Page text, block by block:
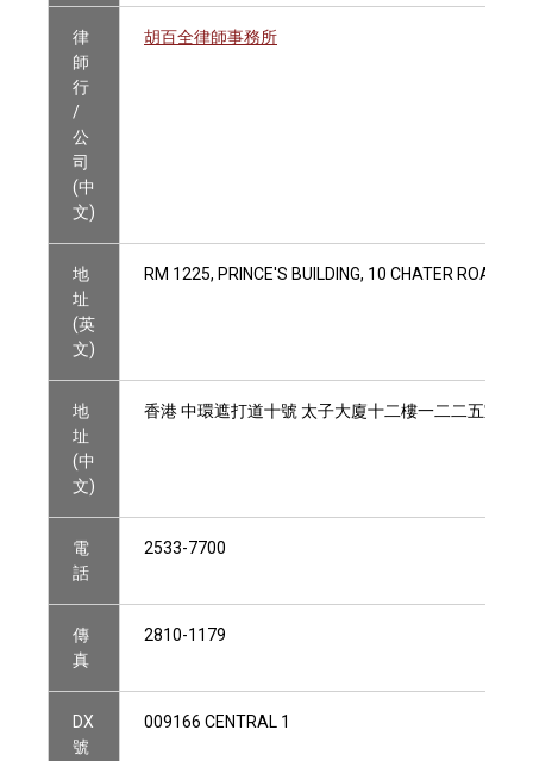
律
師
行
/
公
司
(中
文)
胡百全律師事務所
地
址
(英
文)
RM 1225, PRINCE'S BUILDING, 10 CHATER ROAD,
地
址
(中
文)
香港 中環遮打道十號 太子大廈十二樓一二二五室
電
話
2533-7700
傳
真
2810-1179
DX
號
009166 CENTRAL 1